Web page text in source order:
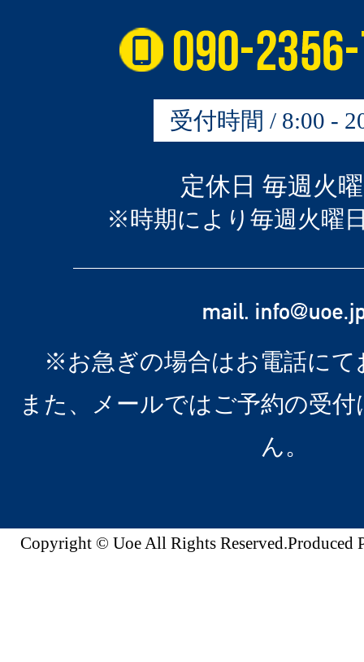
受付時間 / 8:00 -
定休日 毎週火
※時期により毎週火曜
※お急ぎの場合はお電話にて
また、メールではご予約の受
ん。
Copyright © Uoe All Rights Reserved.Produced